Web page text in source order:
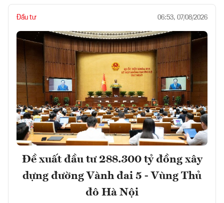
Đầu tư 06:53, 07/08/2026
Đề xuất đầu tư 288.300 tỷ đồng xây
dựng đường Vành đai 5 - Vùng Thủ
đô Hà Nội